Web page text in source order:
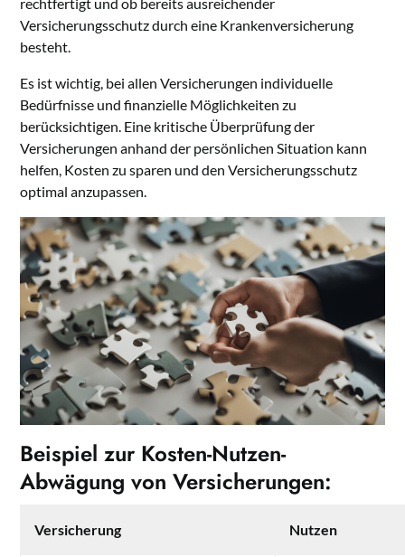
Versicherungsschutz durch eine Krankenversicherung
besteht.
Es ist wichtig, bei allen Versicherungen individuelle
Bedürfnisse und finanzielle Möglichkeiten zu
berücksichtigen. Eine kritische Überprüfung der
Versicherungen anhand der persönlichen Situation kann
helfen, Kosten zu sparen und den Versicherungsschutz
optimal anzupassen.
Beispiel zur Kosten-Nutzen-
Abwägung von Versicherungen:
Versicherung Nutzen